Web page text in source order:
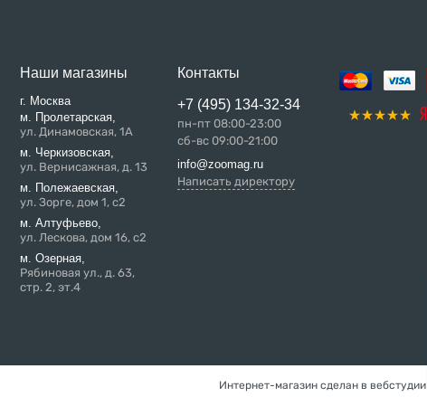
Наши магазины
г. Москва
м. Пролетарская,
ул. Динамовская, 1А
м. Черкизовская,
ул. Вернисажная, д. 13
м. Полежаевская,
ул. Зорге, дом 1, с2
м. Алтуфьево,
ул. Лескова, дом 16, с2
м. Озерная,
Рябиновая ул., д. 63,
стр. 2, эт.4
Контакты
+7 (495) 134-32-34
пн-пт 08:00-23:00
сб-вс 09:00-21:00
info@zoomag.ru
Написать директору
Интернет-магазин сделан в вебстудии